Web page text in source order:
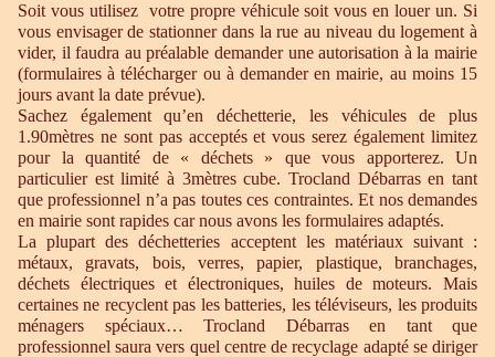
Soit vous utilisez votre propre véhicule soit vous en louer un. Si
vous envisager de stationner dans la rue au niveau du logement à
vider, il faudra au préalable demander une autorisation à la mairie
(formulaires à télécharger ou à demander en mairie, au moins 15
jours avant la date prévue).
Sachez également qu’en déchetterie, les véhicules de plus
1.90mètres ne sont pas acceptés et vous serez également limitez
pour la quantité de « déchets » que vous apporterez. Un
particulier est limité à 3mètres cube. Trocland Débarras en tant
que professionnel n’a pas toutes ces contraintes. Et nos demandes
en mairie sont rapides car nous avons les formulaires adaptés.
La plupart des déchetteries acceptent les matériaux suivant :
métaux, gravats, bois, verres, papier, plastique, branchages,
déchets électriques et électroniques, huiles de moteurs. Mais
certaines ne recyclent pas les batteries, les téléviseurs, les produits
ménagers spéciaux… Trocland Débarras en tant que
professionnel saura vers quel centre de recyclage adapté se diriger